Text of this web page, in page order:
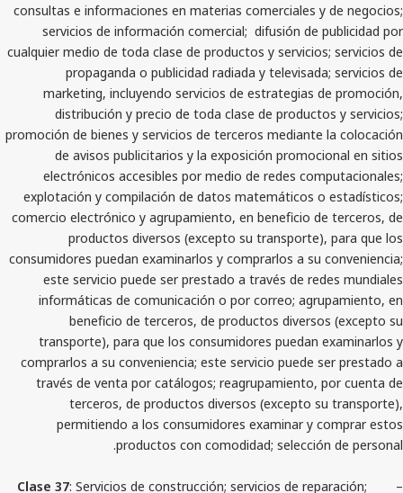
consultas e informaciones en materias comerciales
servicios de información comercial; difusión de
cualquier medio de toda clase de productos y
propaganda o publicidad radiada y
marketing, incluyendo servicios de estrategias
distribución y precio de toda clase de
promoción de bienes y servicios de terceros
de avisos publicitarios y la exposición
electrónicos accesibles por medio de redes
explotación y compilación de datos matemáticos
comercio electrónico y agrupamiento, en beneficio
productos diversos (excepto su
consumidores puedan examinarlos y comprarlos a su
este servicio puede ser prestado a través de
informáticas de comunicación o por correo;
beneficio de terceros, de productos
transporte), para que los consumidores puedan
comprarlos a su conveniencia; este servicio puede
través de venta por catálogos; reagrupamiento,
terceros, de productos diversos (excepto
permitiendo a los consumidores examinar y
productos con comodidad;
Clase 37 : Servicios de construcción; servicios de